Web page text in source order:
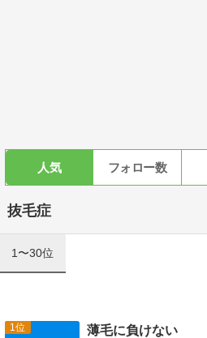
人気 フォロー数
抜毛症
1〜30位
1 薄毛に負けない